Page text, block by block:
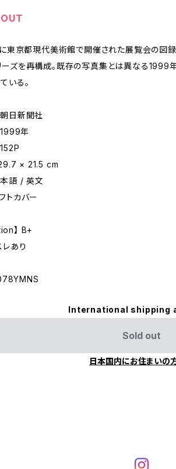
東京都現代美術館で開催された展覧会の図
ーズを再構成。既存の写真集とは異なる1999
いる。
日新聞社
1999年
29.7 × 21.5 cm
本語 / 英文
トカバー
】 B+
あり
International shipping
Sold out
日本国内にお住まいの